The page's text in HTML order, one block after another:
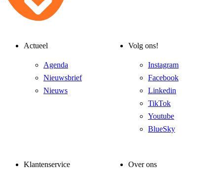
Actueel
Agenda
Nieuwsbrief
Nieuws
Volg ons!
Instagram
Facebook
Linkedin
TikTok
Youtube
BlueSky
Klantenservice Over ons